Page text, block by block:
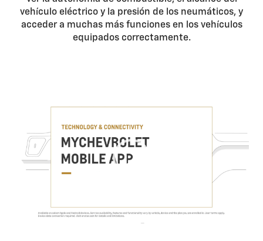
vehículo eléctrico y la presión de los neumáticos, y
acceder a muchas más funciones en los vehículos
equipados correctamente.